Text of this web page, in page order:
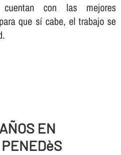
con las mejores
que sí­ cabe, el trabajo se
EN